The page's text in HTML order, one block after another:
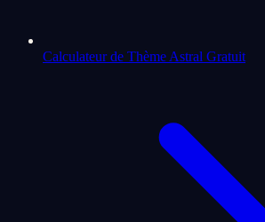
Calculateur de Thème Astral Gratuit